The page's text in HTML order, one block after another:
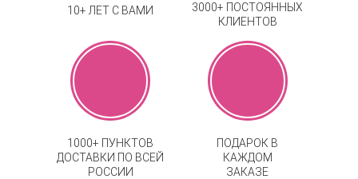
10+ ЛЕТ С ВАМИ
3000+ ПОСТОЯННЫХ
КЛИЕНТОВ
1000+ ПУНКТОВ
ДОСТАВКИ ПО ВСЕЙ
РОССИИ
ПОДАРОК В
КАЖДОМ
ЗАКАЗЕ